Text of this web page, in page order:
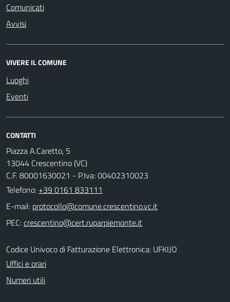
Comunicati
Avvisi
VIVERE IL COMUNE
Luoghi
Eventi
CONTATTI
Piazza A.Caretto, 5
13044 Crescentino (VC)
C.F. 80001630021 - P.Iva: 00402310023
Telefono: +39 0161 833111
E-mail:
PEC:
Codice Univoco di Fatturazione Elettronica: UFKIJO
Uffici e orari
Numeri utili